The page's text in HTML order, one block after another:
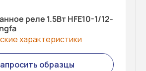
реле 1.5Вт HFE10-1/12-
характеристики
образцы